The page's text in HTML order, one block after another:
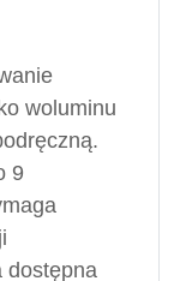
woluminu
9
dostępna